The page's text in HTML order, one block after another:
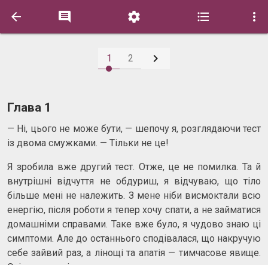
    
1 2 
Глава 1
— Ні, цього не може бути, — шепочу я, розглядаючи тест
із двома смужками. — Тільки не це!
Я зробила вже другий тест. Отже, це не помилка. Та й
внутрішні відчуття не обдуриш, я відчуваю, що тіло
більше мені не належить. З мене ніби висмоктали всю
енергію, після роботи я тепер хочу спати, а не займатися
домашніми справами. Таке вже було, я чудово знаю ці
симптоми. Але до останнього сподівалася, що накручую
себе зайвий раз, а лінощі та апатія — тимчасове явище.